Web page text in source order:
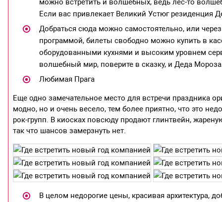
можно встретить и волшебных, ведь лес-то
Если вас привлекает Великий Устюг резиденция
Добраться сюда можно самостоятельно, или
программой, билеты свободно можно купить в
оборудованными кухнями и высоким уровнем
волшебный мир, поверите в сказку, и Деда
Любимая Прага
Еще одно замечательное место для встречи праздника
модно, но и очень весело, тем более приятно, что это
рок-групп. В киосках повсюду продают глинтвейн,
так что шансов замерзнуть нет.
В целом недорогие цены, красивая архитектура,